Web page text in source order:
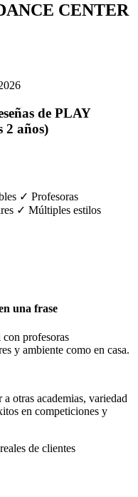
CENTER
de PLAY
años)
✓ Profesoras
✓ Múltiples estilos
una frase
profesoras
y ambiente como en casa.
otras academias, variedad
en competiciones y
de clientes